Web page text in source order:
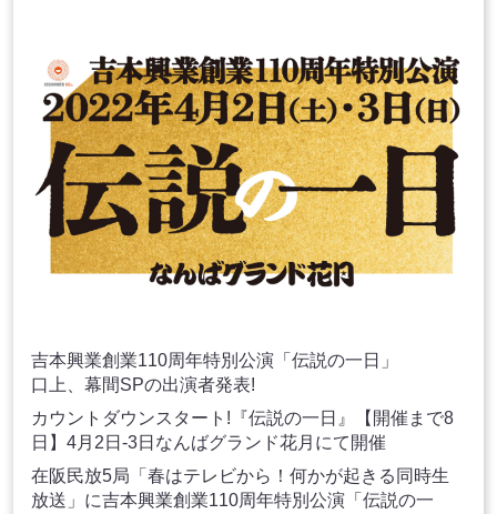
吉本興業創業110周年特別公演「伝説の一日」
口上、幕間SPの出演者発表!
カウントダウンスタート!『伝説の一日』【開催まで8
日】4月2日-3日なんばグランド花月にて開催
在阪民放5局「春はテレビから！何かが起きる同時生
放送」に吉本興業創業110周年特別公演「伝説の一